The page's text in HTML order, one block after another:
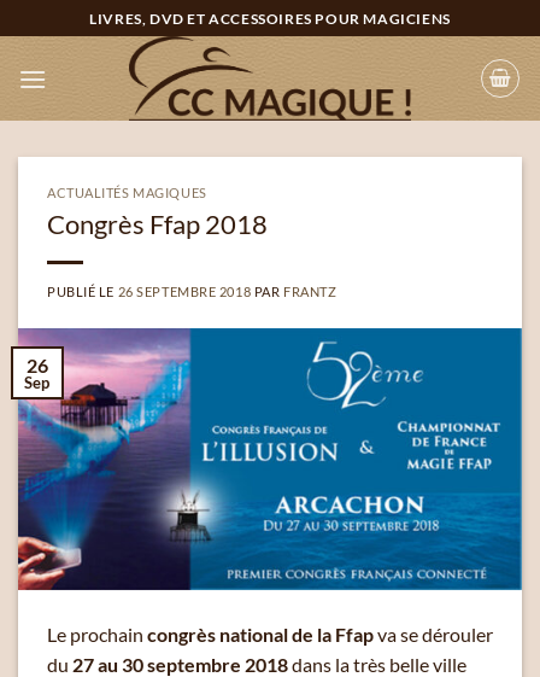
au
contenu
LIVRES, DVD ET ACCESSOIRES POUR MAGICIENS
ACTUALITÉS MAGIQUES
Congrès Ffap 2018
PUBLIÉ LE 26 SEPTEMBRE 2018 PAR FRANTZ
26
Sep
Le prochain congrès national de la Ffapva se dérouler
du 27 au 30 septembre 2018dans la très belle ville